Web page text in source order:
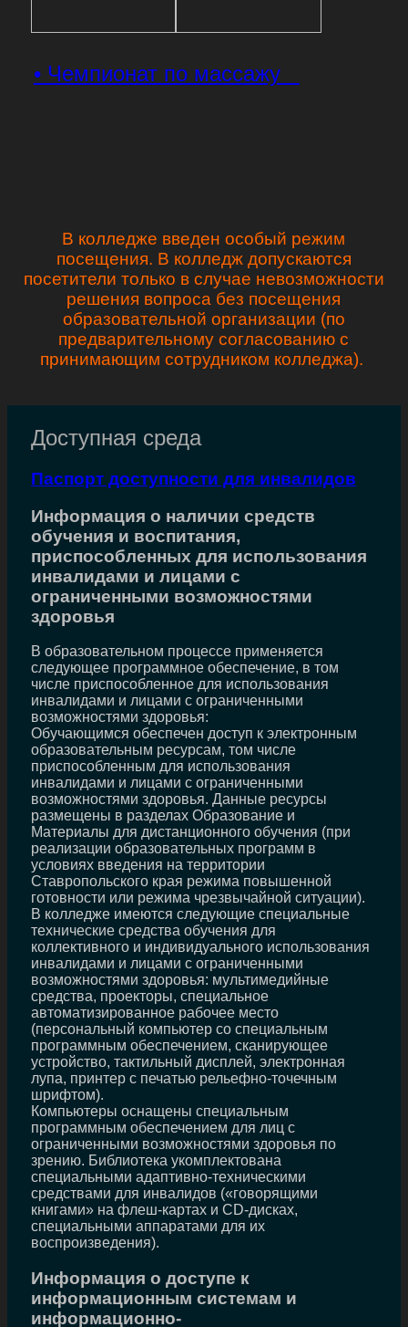
• Чемпионат по массажу
В колледже введен особый режим
посещения. В колледж допускаются
посетители только в случае невозможности
решения вопроса без посещения
образовательной организации (по
предварительному согласованию с
принимающим сотрудником колледжа).
Доступная среда
Паспорт доступности для инвалидов
Информация о наличии средств
обучения и воспитания,
приспособленных для использования
инвалидами и лицами с
ограниченными возможностями
здоровья
В образовательном процессе применяется
следующее программное обеспечение, в том
числе приспособленное для использования
инвалидами и лицами с ограниченными
возможностями здоровья:
Обучающимся обеспечен доступ к электронным
образовательным ресурсам, том числе
приспособленным для использования
инвалидами и лицами с ограниченными
возможностями здоровья. Данные ресурсы
размещены в разделах Образование и
Материалы для дистанционного обучения (при
реализации образовательных программ в
условиях введения на территории
Ставропольского края режима повышенной
готовности или режима чрезвычайной ситуации).
В колледже имеются следующие специальные
технические средства обучения для
коллективного и индивидуального использования
инвалидами и лицами с ограниченными
возможностями здоровья: мультимедийные
средства, проекторы, специальное
автоматизированное рабочее место
(персональный компьютер со специальным
программным обеспечением, сканирующее
устройство, тактильный дисплей, электронная
лупа, принтер с печатью рельефно-точечным
шрифтом).
Компьютеры оснащены специальным
программным обеспечением для лиц с
ограниченными возможностями здоровья по
зрению. Библиотека укомплектована
специальными адаптивно-техническими
средствами для инвалидов («говорящими
книгами» на флеш-картах и CD-дисках,
специальными аппаратами для их
воспроизведения).
Информация о доступе к
информационным системам и
информационно-